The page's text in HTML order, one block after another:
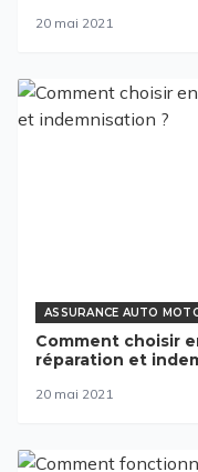
20 mai 2021
ASSURANCE AUTO
Comment choisir
réparation et
20 mai 2021